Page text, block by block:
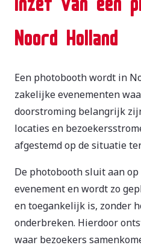
Noord Holland
Een photobooth wordt in
zakelijke evenementen
doorstroming belangrijk
locaties en
afgestemd op de situatie
De photobooth sluit aan
evenement en wordt zo
en toegankelijk is, zonder
onderbreken. Hierdoor
waar bezoekers